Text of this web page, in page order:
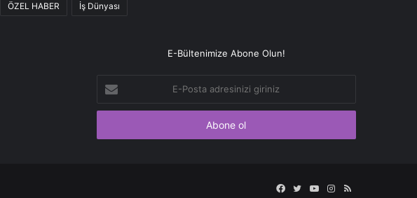
ÖZEL HABER İş Dünyası
E-Bültenimize Abone Olun!
Posta
adresinizi
Facebook
TwitterYouTubeInstagram
RSS